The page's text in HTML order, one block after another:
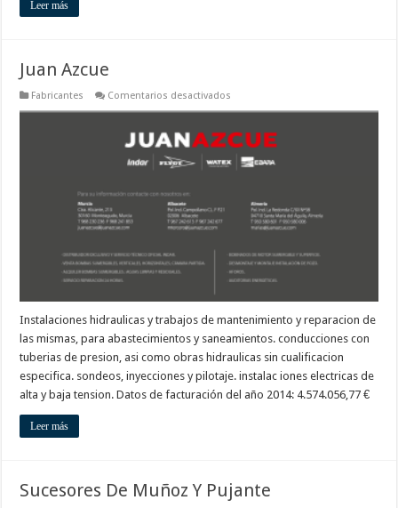
Leer más
Juan Azcue
Fabricantes Comentarios desactivados
Instalaciones hidraulicas y trabajos de mantenimiento y reparacion de
las mismas, para abastecimientos y saneamientos. conducciones con
tuberias de presion, asi como obras hidraulicas sin cualificacion
especifica. sondeos, inyecciones y pilotaje. instalac iones electricas de
alta y baja tension. Datos de facturación del año 2014: 4.574.056,77 €
Leer más
Sucesores De Muñoz Y Pujante